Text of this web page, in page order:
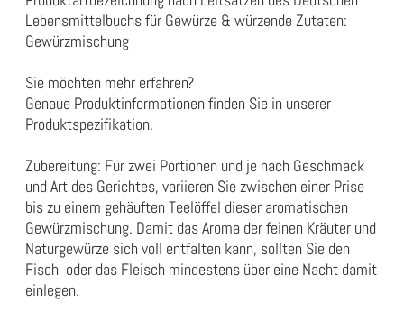
Lebensmittelbuchs für Gewürze & würzende Zutaten:
Gewürzmischung
Sie möchten mehr erfahren?
Genaue Produktinformationen finden Sie in unserer
Produktspezifikation.
Zubereitung: Für zwei Portionen und je nach Geschmack
und Art des Gerichtes, variieren Sie zwischen einer Prise
bis zu einem gehäuften Teelöffel dieser aromatischen
Gewürzmischung. Damit das Aroma der feinen Kräuter und
Naturgewürze sich voll entfalten kann, sollten Sie den
Fisch oder das Fleisch mindestens über eine Nacht damit
einlegen.